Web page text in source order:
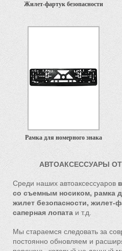
Жилет-фартук безопасности
Рамка для номерного знака
АВТОАКСЕССУАРЫ
Среди наших автоаксессуаров
со съемным носиком, рамка
жилет безопасности, жилет-
саперная лопата и т.д.
Мы стараемся следовать за
постоянно обновляем и